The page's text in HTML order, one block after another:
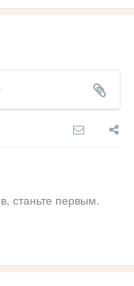
станьте первым.